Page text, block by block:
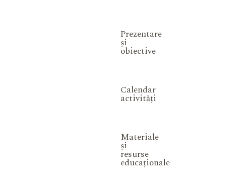
Prezentare
și
obiective
Calendar
activități
Materiale
și
resurse
educaționale